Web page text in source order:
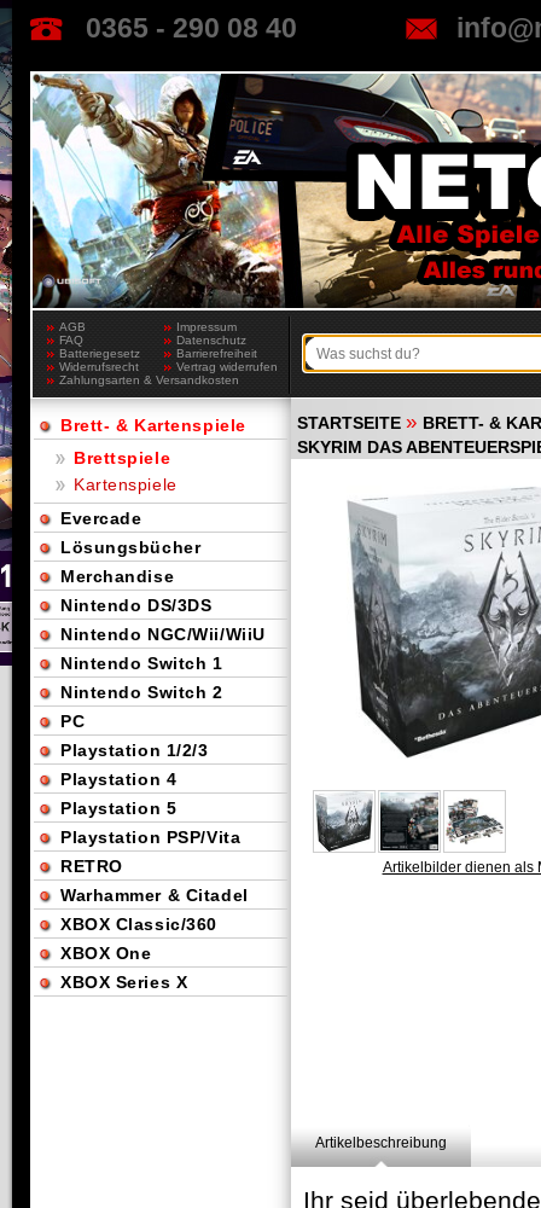
0365 - 290 08 40
AGB
Impressum
FAQ
Datenschutz
Batteriegesetz
Barrierefreiheit
Widerrufsrecht
Vertrag widerrufen
Zahlungsarten & Versandkosten
STARTSEITE » BRETT- &
SKYRIM DAS
Artikelbilder dienen als
Artikelbeschreibung
Ihr seid
Brett- & Kartenspiele
Brettspiele
Kartenspiele
Evercade
Lösungsbücher
Merchandise
Nintendo DS/3DS
Nintendo NGC/Wii/WiiU
Nintendo Switch 1
Nintendo Switch 2
PC
Playstation 1/2/3
Playstation 4
Playstation 5
Playstation PSP/Vita
RETRO
Warhammer & Citadel
XBOX Classic/360
XBOX One
XBOX Series X